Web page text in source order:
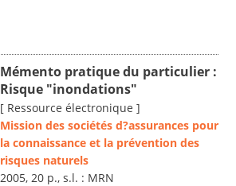
Mémento pratique du particulier :
Risque "inondations"
[ Ressource électronique ]
Mission des sociétés d?assurances pour
la connaissance et la prévention des
risques naturels
2005, 20 p., s.l. : MRN